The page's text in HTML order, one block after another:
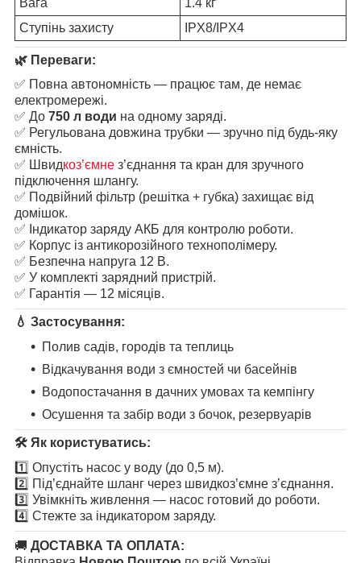
Ступінь захисту
IPX8/IPX4
🌿 Переваги:
✅ Повна автономність — працює там, де немає
електромережі.
✅ До 750 л води на одному заряді.
✅ Регульована довжина трубки — зручно під будь-яку
ємність.
✅ Швидкоз’ємне з’єднання та кран для зручного
підключення шлангу.
✅ Подвійний фільтр (решітка + губка) захищає від
домішок.
✅ Індикатор заряду АКБ для контролю роботи.
✅ Корпус із антикорозійного технополімеру.
✅ Безпечна напруга 12 В.
✅ У комплекті зарядний пристрій.
✅ Гарантія — 12 місяців.
💧 Застосування:
Полив садів, городів та теплиць
Відкачування води з ємностей чи басейнів
Водопостачання в дачних умовах та кемпінгу
Осушення та забір води з бочок, резервуарів
🛠️ Як користуватись:
1️⃣ Опустіть насос у воду (до 0,5 м).
2️⃣ Під’єднайте шланг через швидкоз’ємне з’єднання.
3️⃣ Увімкніть живлення — насос готовий до роботи.
4️⃣ Стежте за індикатором заряду.
🚚 ДОСТАВКА ТА ОПЛАТА: